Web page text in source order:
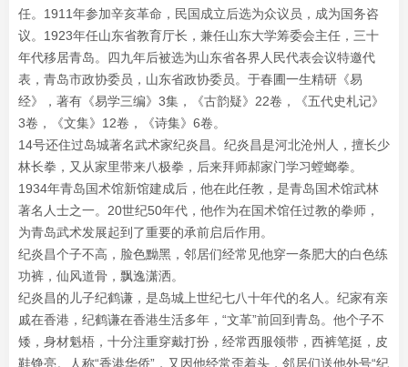
任。1911年参加辛亥革命，民国成立后选为众议员，成为国务咨
议。1923年任山东省教育厅长，兼任山东大学筹委会主任，三十
年代移居青岛。四九年后被选为山东省各界人民代表会议特邀代
表，青岛市政协委员，山东省政协委员。于春圃一生精研《易
经》，著有《易学三编》3集，《古韵疑》22卷，《五代史札记》
3卷，《文集》12卷，《诗集》6卷。
14号还住过岛城著名武术家纪炎昌。纪炎昌是河北沧州人，擅长少
林长拳，又从家里带来八极拳，后来拜师郝家门学习螳螂拳。
1934年青岛国术馆新馆建成后，他在此任教，是青岛国术馆武林
著名人士之一。20世纪50年代，他作为在国术馆任过教的拳师，
为青岛武术发展起到了重要的承前启后作用。
纪炎昌个子不高，脸色黝黑，邻居们经常见他穿一条肥大的白色练
功裤，仙风道骨，飘逸潇洒。
纪炎昌的儿子纪鹤谦，是岛城上世纪七八十年代的名人。纪家有亲
戚在香港，纪鹤谦在香港生活多年，“文革”前回到青岛。他个子不
矮，身材魁梧，十分注重穿戴打扮，经常西服领带，西裤笔挺，皮
鞋铮亮。人称“香港华侨”，又因他经常歪着头，邻居们送他外号“纪